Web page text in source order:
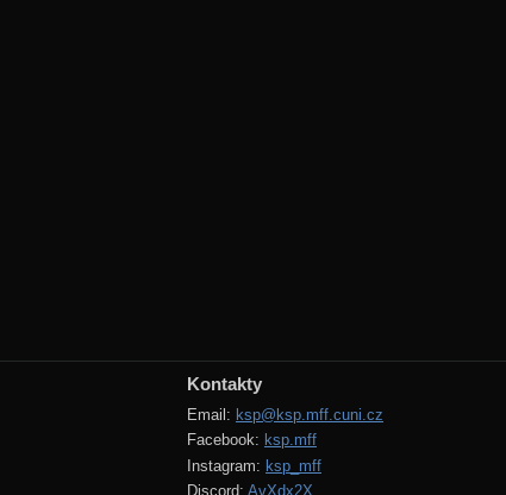
Kontakty
Email: ksp@ksp.mff.cuni.cz
Facebook: ksp.mff
Instagram: ksp_mff
Discord: AvXdx2X